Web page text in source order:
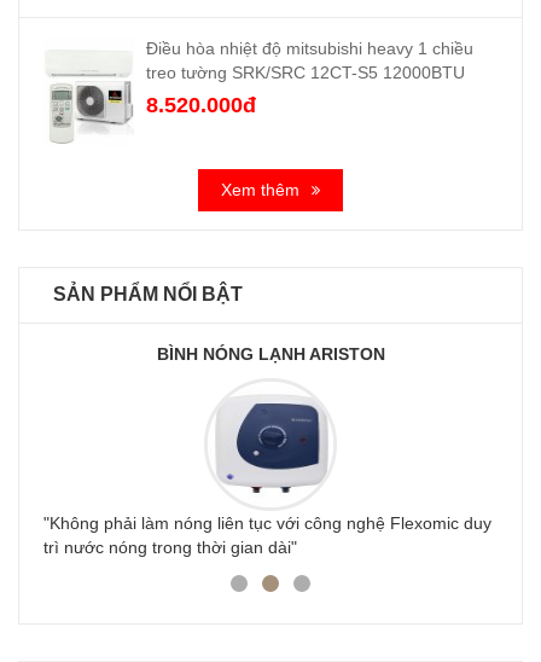
Điều hòa nhiệt độ mitsubishi heavy 1 chiều
treo tường SRK/SRC 12CT-S5 12000BTU
8.520.000đ
Xem thêm
SẢN PHẨM NỔI BẬT
BÌNH NÓNG LẠNH ARISTON
"Không phải làm nóng liên tục với công nghệ Flexomic duy
trì nước nóng trong thời gian dài"